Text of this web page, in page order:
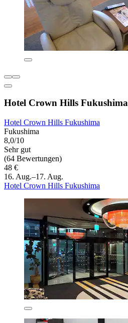
Hotel Crown Hills Fukushima
Hotel Crown Hills Fukushima
Fukushima
8,0/10
Sehr gut
(64 Bewertungen)
48 €
16. Aug.–17. Aug.
Hotel Crown Hills Fukushima